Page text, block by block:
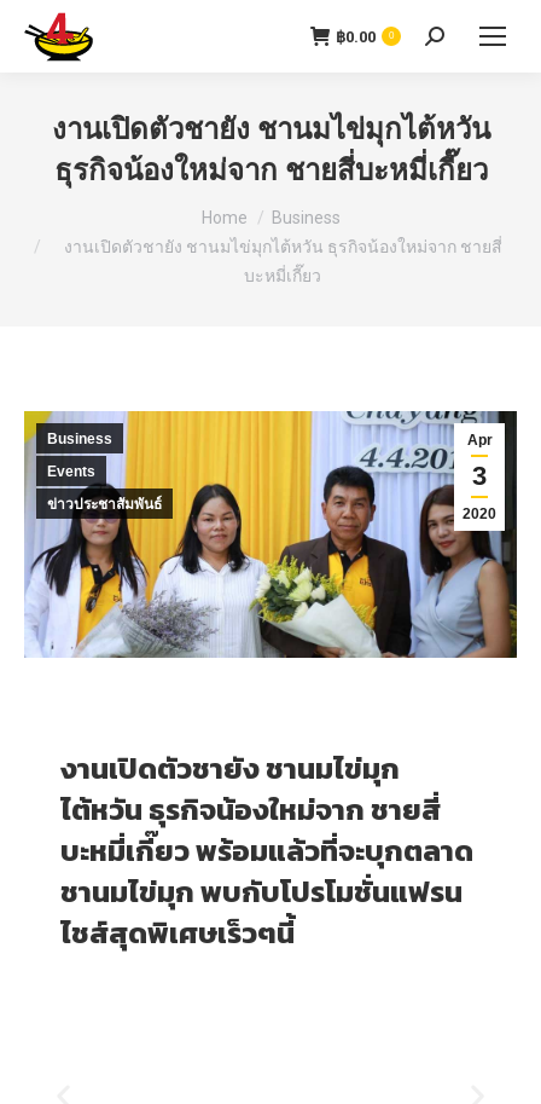
฿0.00 0
งานเปิดตัวชายัง ชานมไข่มุกไต้หวัน
ธุรกิจน้องใหม่จาก ชายสี่บะหมี่เกี๊ยว
Home
Business
งานเปิดตัวชายัง ชานมไข่มุกไต้หวัน ธุรกิจน้องใหม่จาก ชายสี่
บะหมี่เกี๊ยว
Apr
3
2020
Business
Events
ข่าวประชาสัมพันธ์
งานเปิดตัวชายัง ชานมไข่มุก
ไต้หวัน ธุรกิจน้องใหม่จาก ชายสี่
บะหมี่เกี๊ยว พร้อมแล้วที่จะบุกตลาด
ชานมไข่มุก พบกับโปรโมชั่นแฟรน
ไชส์สุดพิเศษเร็วๆนี้